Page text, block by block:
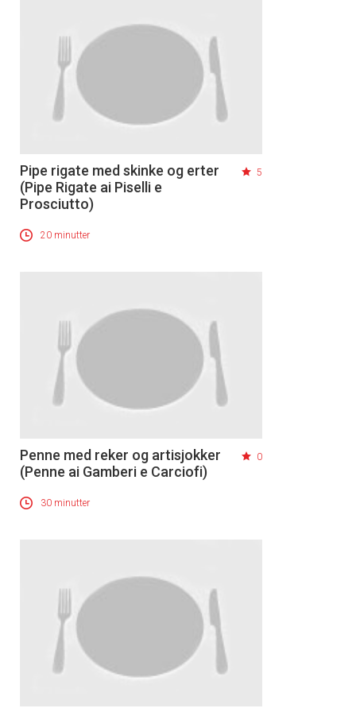
Pipe rigate med skinke og erter
(Pipe Rigate ai Piselli e
Prosciutto)
5
20 minutter
Penne med reker og artisjokker
(Penne ai Gamberi e Carciofi)
0
30 minutter